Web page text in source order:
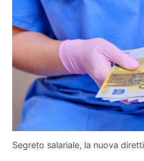
Segreto salariale, la nuova